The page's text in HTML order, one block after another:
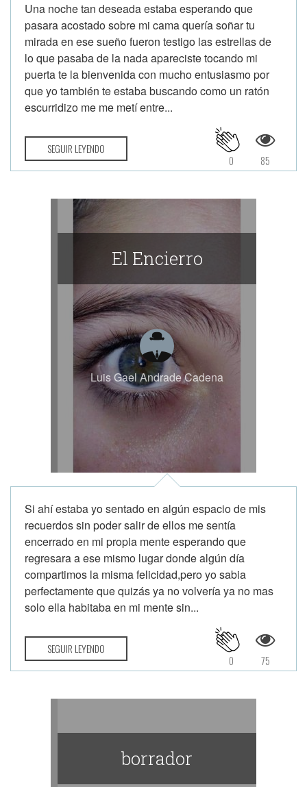
Una noche tan deseada estaba esperando que
pasara acostado sobre mi cama quería soñar tu
mirada en ese sueño fueron testigo las estrellas de
lo que pasaba de la nada apareciste tocando mi
puerta te la bienvenida con mucho entusiasmo por
que yo también te estaba buscando como un ratón
escurridizo me me metí entre...
SEGUIR LEYENDO
85
0
El Encierro
Luis Gael Andrade Cadena
Si ahí estaba yo sentado en algún espacio de mis
recuerdos sin poder salir de ellos me sentía
encerrado en mi propia mente esperando que
regresara a ese mismo lugar donde algún día
compartimos la misma felicidad,pero yo sabia
perfectamente que quizás ya no volvería ya no mas
solo ella habitaba en mi mente sin...
SEGUIR LEYENDO
75
0
borrador